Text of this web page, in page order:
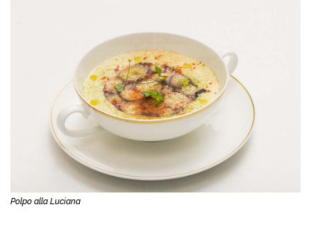
Polpo alla Luciana